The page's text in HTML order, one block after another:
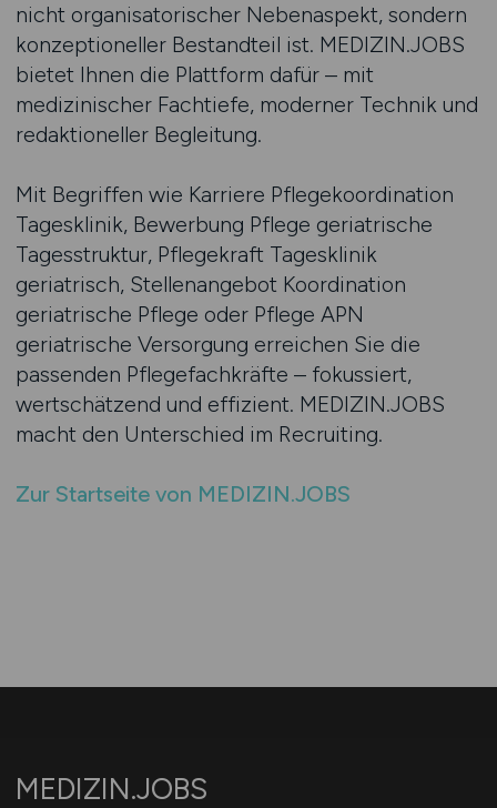
nicht organisatorischer Nebenaspekt, sondern
konzeptioneller Bestandteil ist. MEDIZIN.JOBS
bietet Ihnen die Plattform dafür – mit
medizinischer Fachtiefe, moderner Technik und
redaktioneller Begleitung.
Mit Begriffen wie Karriere Pflegekoordination
Tagesklinik, Bewerbung Pflege geriatrische
Tagesstruktur, Pflegekraft Tagesklinik
geriatrisch, Stellenangebot Koordination
geriatrische Pflege oder Pflege APN
geriatrische Versorgung erreichen Sie die
passenden Pflegefachkräfte – fokussiert,
wertschätzend und effizient. MEDIZIN.JOBS
macht den Unterschied im Recruiting.
Zur Startseite von MEDIZIN.JOBS
MEDIZIN.JOBS